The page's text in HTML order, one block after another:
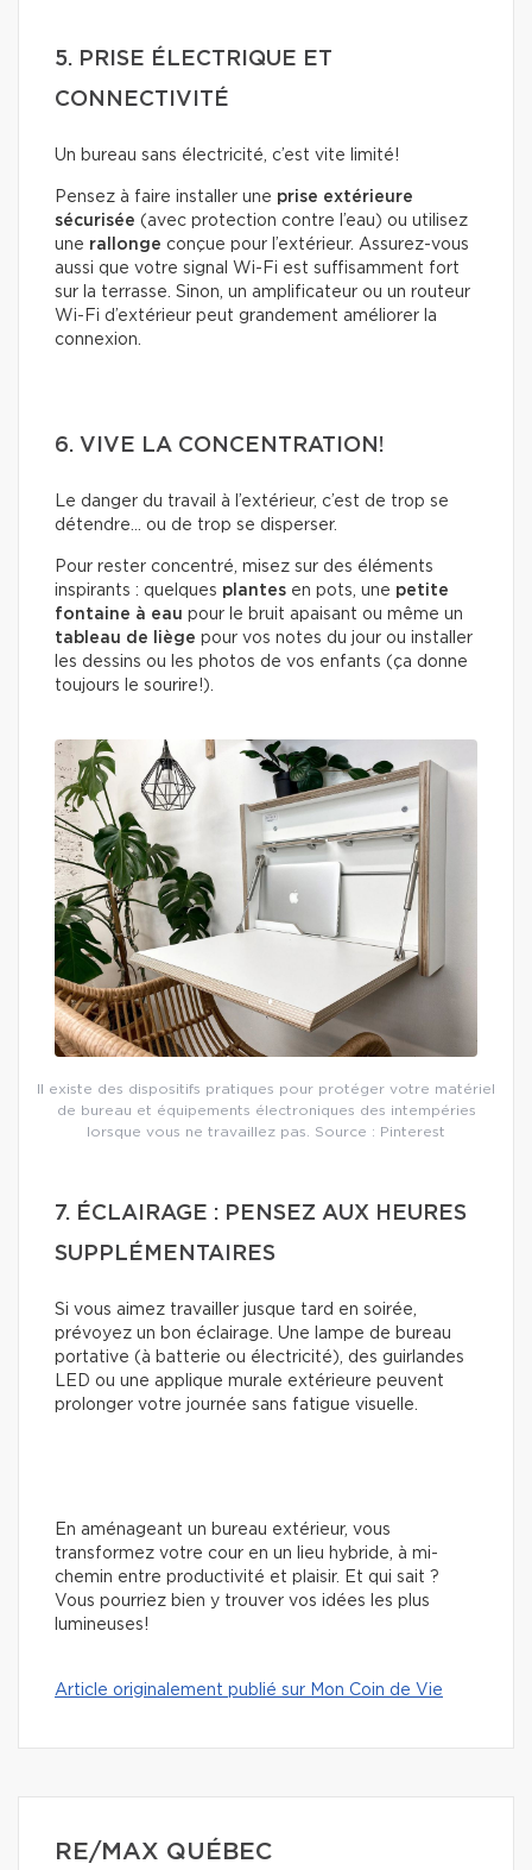
5. PRISE ÉLECTRIQUE ET
CONNECTIVITÉ
Un bureau sans électricité, c’est vite limité!
Pensez à faire installer une prise extérieure
sécurisée (avec protection contre l’eau) ou utilisez
une rallonge conçue pour l’extérieur. Assurez-vous
aussi que votre signal Wi-Fi est suffisamment fort
sur la terrasse. Sinon, un amplificateur ou un routeur
Wi-Fi d’extérieur peut grandement améliorer la
connexion.
6. VIVE LA CONCENTRATION!
Le danger du travail à l’extérieur, c’est de trop se
détendre… ou de trop se disperser.
Pour rester concentré, misez sur des éléments
inspirants : quelques plantes en pots, une petite
fontaine à eau pour le bruit apaisant ou même un
tableau de liège pour vos notes du jour ou installer
les dessins ou les photos de vos enfants (ça donne
toujours le sourire!).
Il existe des dispositifs pratiques pour protéger votre matériel
de bureau et équipements électroniques des intempéries
lorsque vous ne travaillez pas. Source : Pinterest
7. ÉCLAIRAGE : PENSEZ AUX HEURES
SUPPLÉMENTAIRES
Si vous aimez travailler jusque tard en soirée,
prévoyez un bon éclairage. Une lampe de bureau
portative (à batterie ou électricité), des guirlandes
LED ou une applique murale extérieure peuvent
prolonger votre journée sans fatigue visuelle.
En aménageant un bureau extérieur, vous
transformez votre cour en un lieu hybride, à mi-
chemin entre productivité et plaisir. Et qui sait ?
Vous pourriez bien y trouver vos idées les plus
lumineuses!
Article originalement publié sur Mon Coin de Vie
RE/MAX QUÉBEC